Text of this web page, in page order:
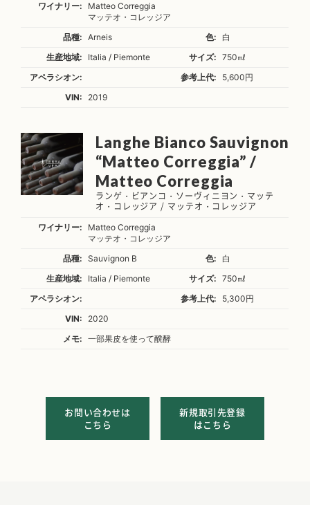
ワイナリー:
Matteo Correggia
マッテオ・コレッジア
品種:
Arneis 色:
白
生産地域:
Italia / Piemonte サイズ:
750㎖
アペラシオン:
参考上代:
5,600円
VIN:
2019
Langhe Bianco Sauvignon
“Matteo Correggia” /
Matteo Correggia
ランゲ・ビアンコ・ソーヴィニヨン・マッテ
オ・コレッジア / マッテオ・コレッジア
ワイナリー:
Matteo Correggia
マッテオ・コレッジア
品種:
Sauvignon B 色:
白
生産地域:
Italia / Piemonte サイズ:
750㎖
アペラシオン:
参考上代:
5,300円
VIN:
2020
メモ:
一部果皮を使って醗酵
お問い合わせは
こちら
新規取引先登録
はこちら